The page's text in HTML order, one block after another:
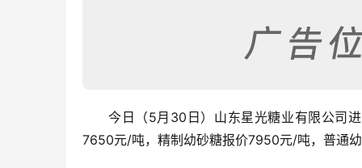
今日（5月30日）山东星光糖业有限公司
7650元/吨，精制幼砂糖报价7950元/吨，普通